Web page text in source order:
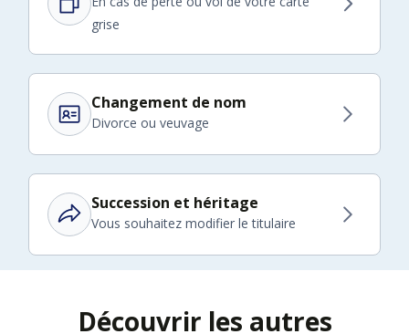
grise
Changement de nom
Divorce ou veuvage
Succession et héritage
Vous souhaitez modifier le titulaire
Découvrir les autres